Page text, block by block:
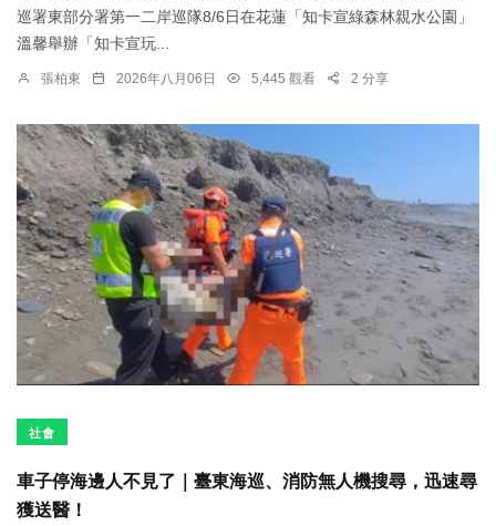
巡署東部分署第一二岸巡隊8/6日在花蓮「知卡宣綠森林親水公園」
溫馨舉辦「知卡宣玩...
張柏東 2026年八月06日 5,445 觀看 2 分享
社會
車子停海邊人不見了｜臺東海巡、消防無人機搜尋，迅速尋
獲送醫！